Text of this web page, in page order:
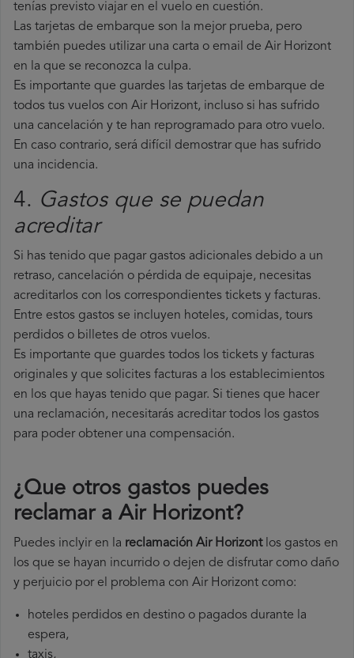
tenías previsto viajar en el vuelo en cuestión.
Las tarjetas de embarque son la mejor prueba, pero
también puedes utilizar una carta o email de Air Horizont
en la que se reconozca la culpa.
Es importante que guardes las tarjetas de embarque de
todos tus vuelos con Air Horizont, incluso si has sufrido
una cancelación y te han reprogramado para otro vuelo.
En caso contrario, será difícil demostrar que has sufrido
una incidencia.
4. Gastos que se puedan
acreditar
Si has tenido que pagar gastos adicionales debido a un
retraso, cancelación o pérdida de equipaje, necesitas
acreditarlos con los correspondientes tickets y facturas.
Entre estos gastos se incluyen hoteles, comidas, tours
perdidos o billetes de otros vuelos.
Es importante que guardes todos los tickets y facturas
originales y que solicites facturas a los establecimientos
en los que hayas tenido que pagar. Si tienes que hacer
una reclamación, necesitarás acreditar todos los gastos
para poder obtener una compensación.
¿Que otros gastos puedes
reclamar a Air Horizont​?
Puedes inclyir en la reclamación Air Horizontlos gastos en
los que se hayan incurrido o dejen de disfrutar como daño
y perjuicio por el problema con Air Horizont como:
hoteles perdidos en destino o pagados durante la
espera,
taxis,